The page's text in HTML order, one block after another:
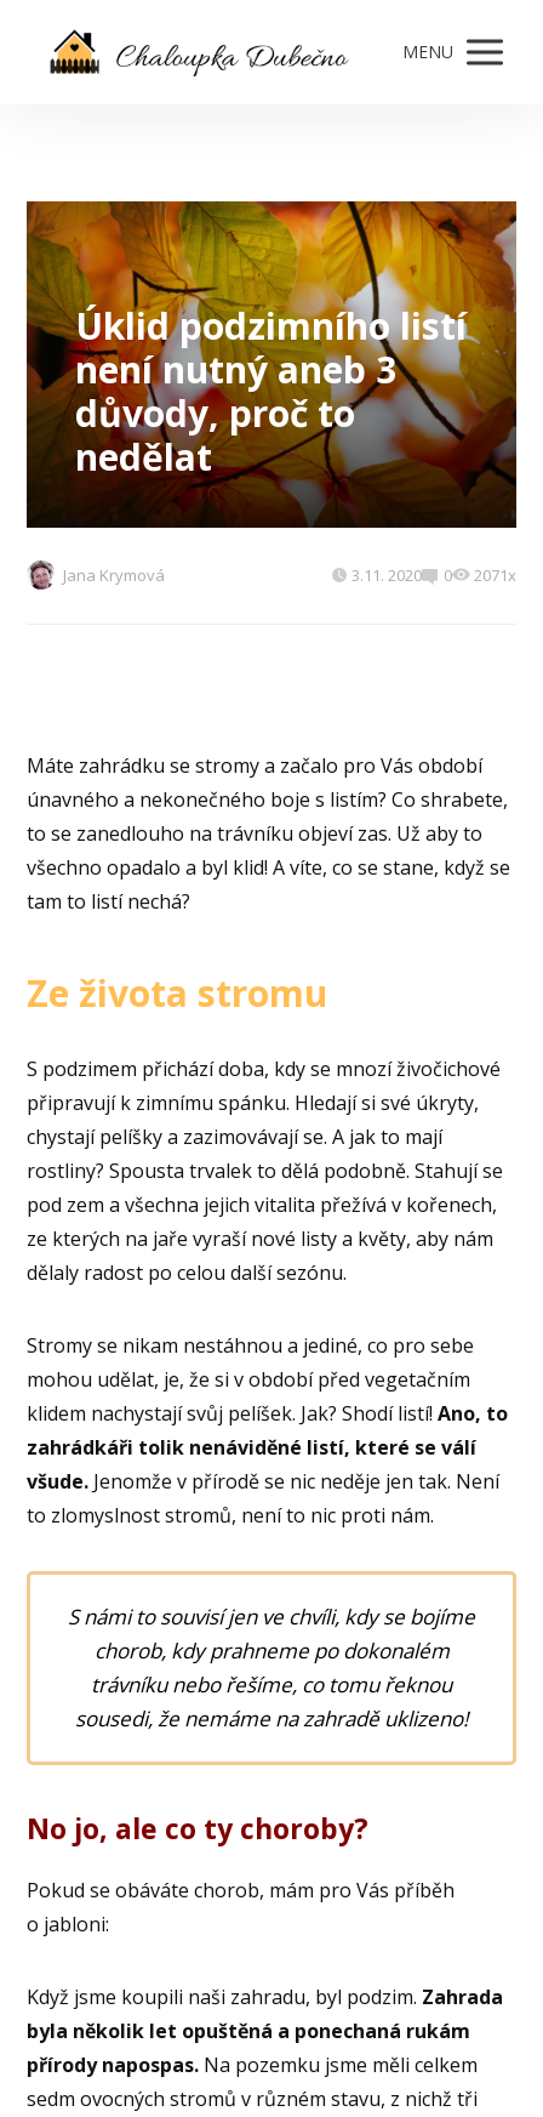
MENU
Úklid podzimního listí
není nutný aneb 3
důvody, proč to
nedělat
Jana Krymová 3.11. 2020 0 2071x
Máte zahrádku se stromy a začalo pro Vás období
únavného a nekonečného boje s listím? Co shrabete,
to se zanedlouho na trávníku objeví zas. Už aby to
všechno opadalo a byl klid! A víte, co se stane, když se
tam to listí nechá?
Ze života stromu
S podzimem přichází doba, kdy se mnozí živočichové
připravují k zimnímu spánku. Hledají si své úkryty,
chystají pelíšky a zazimovávají se. A jak to mají
rostliny? Spousta trvalek to dělá podobně. Stahují se
pod zem a všechna jejich vitalita přežívá v kořenech,
ze kterých na jaře vyraší nové listy a květy, aby nám
dělaly radost po celou další sezónu.
Stromy se nikam nestáhnou a jediné, co pro sebe
mohou udělat, je, že si v období před vegetačním
klidem nachystají svůj pelíšek. Jak? Shodí listí!Ano, to
zahrádkáři tolik nenáviděné listí, které se válí
všude. Jenomže v přírodě se nic neděje jen tak. Není
to zlomyslnost stromů, není to nic proti nám.
S námi to souvisí jen ve chvíli, kdy se bojíme
chorob, kdy prahneme po dokonalém
trávníku nebo řešíme, co tomu řeknou
sousedi, že nemáme na zahradě uklizeno!
No jo, ale co ty choroby?
Pokud se obáváte chorob, mám pro Vás příběh
o jabloni:
Když jsme koupili naši zahradu, byl podzim. Zahrada
byla několik let opuštěná a ponechaná rukám
přírody napospas. Na pozemku jsme měli celkem
sedm ovocných stromů v různém stavu, z nichž tři